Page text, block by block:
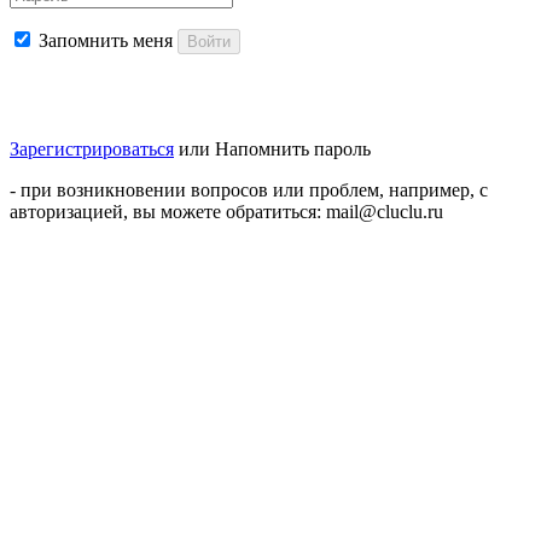
Запомнить меня Войти
Зарегистрироваться или Напомнить пароль
- при возникновении вопросов или проблем, например, с
авторизацией, вы можете обратиться: mail@cluclu.ru